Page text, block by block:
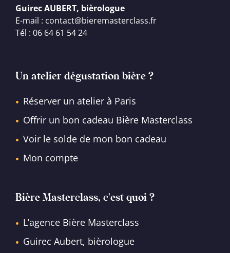
Guirec AUBERT, bièrologue
E-mail : contact@bieremasterclass.fr
Tél : 06 64 61 54 24
Un atelier dégustation bière ?
Réserver un atelier à Paris
Offrir un bon cadeau Bière Masterclass
Voir le solde de mon bon cadeau
Mon compte
Bière Masterclass, c'est quoi ?
L’agence Bière Masterclass
Guirec Aubert, bièrologue